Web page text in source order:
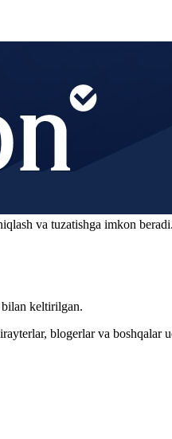
va tuzatishga imkon beradi.
keltirilgan.
blogerlar va